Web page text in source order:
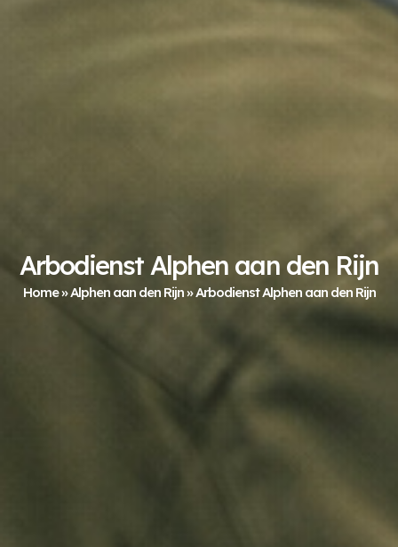
Arbodienst Alphen aan den Rijn
Home»Alphen aan den Rijn»Arbodienst Alphen aan den Rijn